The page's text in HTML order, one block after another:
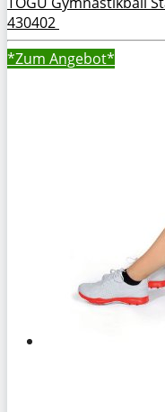
430402
*Zum Angebot*